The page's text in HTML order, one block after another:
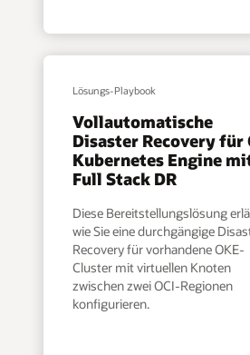
Lösungs-Playbook
Vollautomatische
Disaster Recovery für
Kubernetes Engine
Full Stack DR
Diese Bereitstellungslösung
wie Sie eine durchgängige
Recovery für vorhandene OKE-
Cluster mit virtuellen Knoten
zwischen zwei OCI-Regionen
konfigurieren.